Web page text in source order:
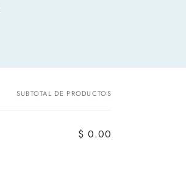
SUBTOTAL DE PRODUCTOS
$ 0.00